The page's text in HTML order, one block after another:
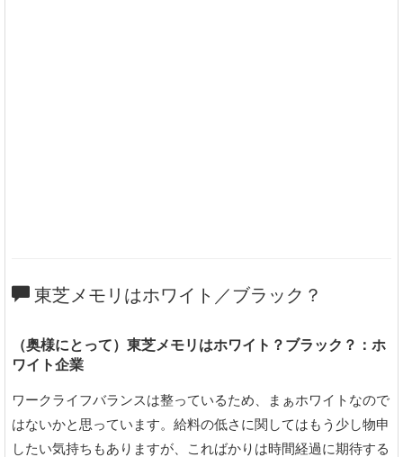
東芝メモリはホワイト／ブラック？
（奥様にとって）東芝メモリはホワイト？ブラック？：ホ
ワイト企業
ワークライフバランスは整っているため、まぁホワイトなので
はないかと思っています。給料の低さに関してはもう少し物申
したい気持ちもありますが、こればかりは時間経過に期待する